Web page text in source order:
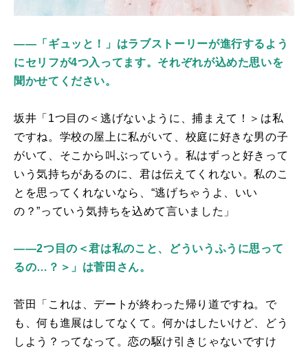
――「ギュッと！」はラブストーリーが進行するよう
にセリフが4つ入ってます。それぞれが込めた思いを
聞かせてください。
坂井「1つ目の＜逃げないように、捕まえて！＞は私
ですね。学校の屋上に私がいて、校庭に好きな男の子
がいて、そこから叫ぶっていう。私はずっと好きって
いう気持ちがあるのに、君は伝えてくれない。私のこ
とを思ってくれないなら、“逃げちゃうよ、いい
の？”っていう気持ちを込めて言いました」
――2つ目の＜君は私のこと、どういうふうに思って
るの…？＞」は菅田さん。
菅田「これは、デートが終わった帰り道ですね。で
も、何も進展はしてなくて。何かはしたいけど、どう
しよう？ってなって。恋の駆け引きじゃないですけ